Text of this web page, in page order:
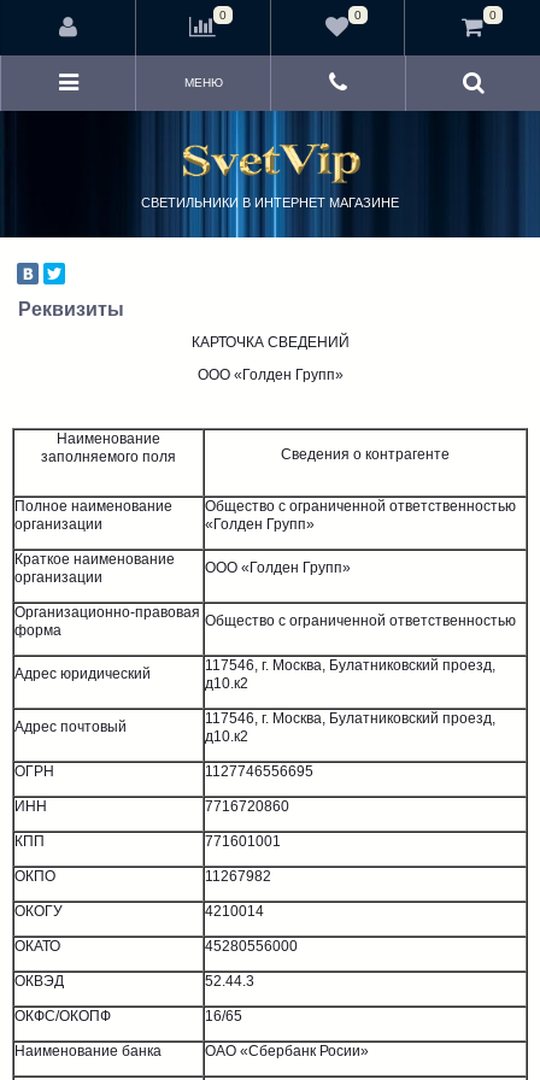
СВЕТИЛЬНИКИ В ИНТЕРНЕТ МАГАЗИНЕ
МЕНЮ
Реквизиты
КАРТОЧКА СВЕДЕНИЙ
ООО «Голден Групп»
Наименование
заполняемого поля
Сведения о контрагенте
Полное наименование
организации
Общество с ограниченной ответственностью
«Голден Групп»
Краткое наименование
организации
ООО «Голден Групп»
Организационно-правовая
форма
Общество с ограниченной ответственностью
Адрес юридический
117546, г. Москва, Булатниковский проезд,
д10.к2
Адрес почтовый
117546, г. Москва, Булатниковский проезд,
д10.к2
ОГРН 1127746556695
ИНН 7716720860
КПП 771601001
ОКПО 11267982
ОКОГУ 4210014
ОКАТО 45280556000
ОКВЭД 52.44.3
ОКФС/ОКОПФ 16/65
Наименование банка ОАО «Сбербанк Росии»
0 0 0